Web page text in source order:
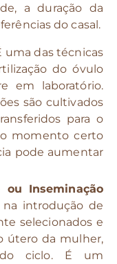
a duração da
do casal.
uma das técnicas
do óvulo
em laboratório.
são cultivados
para o
momento certo
pode aumentar
ou Inseminação
na introdução de
selecionados e
útero da mulher,
ciclo. É um